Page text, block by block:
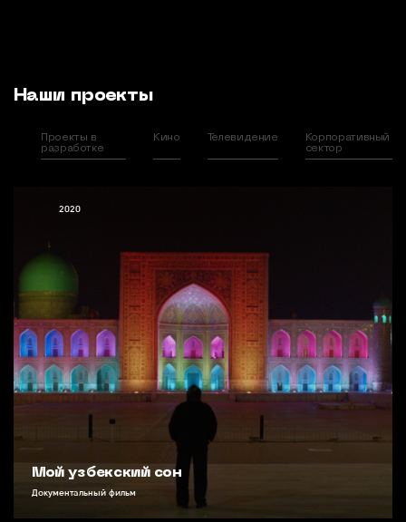
Наши проекты
Проекты в
разработке
Кино Телевидение
Корпоративный
сектор
Мой узбекский сон
Документальный фильм
2020